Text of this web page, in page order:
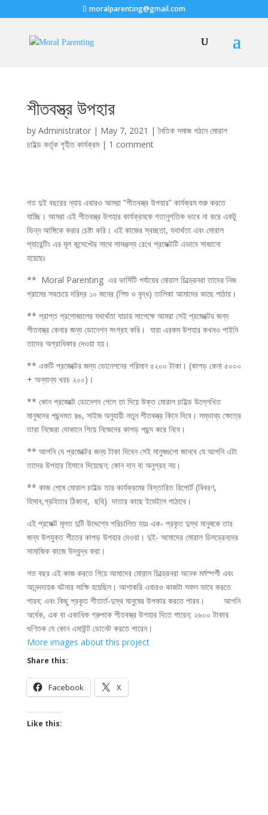
moralparenting@gmail.com
শীতবস্ত্র উপহার
by Administrator| May 7, 2021 |নৈতিক সমাজ গঠনে মোরাল
চাইল্ড কর্তৃক গৃহীত কার্যক্রম| 1 comment
গত দুই বছরের ন্যায় এবারও আমরা “শীতবস্ত্র উপহার” কার্যক্রম শুরু করতে
যাচ্ছি। আমরা এই শীতবস্ত্র উপহার কার্যক্রমকে গতানুগতিক ভাবে না করে একটু
ভিন্ন আঙ্গিকে করার চেষ্টা করি। এই কাজের স্বচ্ছতা, যথার্থতা এবং মোরাল
প্যারেন্টিং এর মূল কন্সেপ্টের সাথে সামঞ্জস্য রেখে প্রজেক্টটি এভাবে সাজানো
হয়েছেঃ
** Moral Parenting এর ভার্সিটি পর্যায়ের মোরাল চিল্ড্রেনরা তাদের নিজ
গ্রামের সবচেয়ে দরিদ্র ১০ জনের (শিশু ও বৃদ্ধ) তালিকা আমাদের কাছে পাঠায়।
** প্রাপ্ত প্রপোজালের যথার্থতা যাচায় সাপেক্ষে আমরা সেই প্রজেক্টের জন্য
শীতবস্ত্র কেনার জন্য ডোনেশন সংগ্রহ করি। যারা এরকম উপহার কখনও পাইনি
তাদের অগ্রাধিকার দেওয়া হয়।
** একটি প্রজেক্টের জন্য ডোনেশনের পরিমান ৫২০০ টাকা। (কাপড় কেনা ৫০০০
+ অন্যান্য খরচ ২০০)।
** কোন প্রজেক্টে ডোনেশন পেলে তা দিয়ে উক্ত মোরাল চাইল্ড উল্লেখিত
মানুষদের পছন্দমত রঙ, সাইজ অনুযায়ী নতুন শীতবস্ত্র কিনে দিবে। সম্ভাব্য ক্ষেত্রে
তারা নিজেরা দোকানে গিয়ে নিজেদের কাপড় পছন্দ করে নিবে।
** আপনি যে প্রজেক্টের জন্য টাকা দিবেন সেই মানুষগুলো জানবে যে আপনি এটা
তাদের উপহার হিসাবে দিয়েছেন; কোন দান বা অনুগ্রহ নয়।
** কাজ শেষে মোরাল চাইল্ড তার কার্যক্রমের বিস্তারিত রিপোর্ট (বিবরণ,
হিসাব,গ্রহিতার ঠিকানা, ছবি) দাতার কাছে ইমেইলে পাঠাবে।
এই প্রজেক্ট মূলত দুটি উদ্দেশ্যে পরিচালিত হয়ঃ এক- প্রকৃত দুস্থ মানুষকে তার
জন্য উপযুক্ত শীতের কাপড় উপহার দেওয়া। দুই- আমাদের মোরাল চিলড্রেনদের
সামাজিক কাজে উদ্বুদ্ধ করা।
গত বছর এই কাজ করতে গিয়ে আমাদের মোরাল চিল্ড্রেনরা অনেক মর্মস্পর্শী এবং
আনন্দদায়ক ঘটনার সাক্ষি হয়েছিল। আশাকরি এবারও কাজটা সফল ভাবে করতে
পারব; এবং কিছু প্রকৃত শীতার্ত-দুস্থ মানুষের উপকার করতে পারব। আপনি
অর্ধেক, এক বা একাধিক গ্রুপকে শীতবস্ত্র উপহার দিতে পারেন; ২৬০০ টাকার
গুণিতক যে কোন এমাউন্ট ডোনেট করতে পারেন।
More images about this project
Share this:
Facebook X
Like this: